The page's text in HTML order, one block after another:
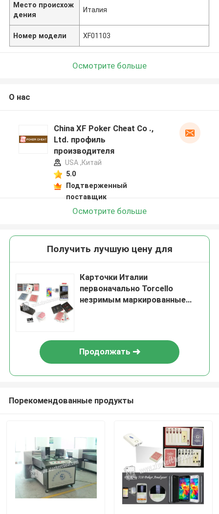
Место происхож
дения
Италия
Номер модели XF01103
Осмотрите больше
О нас
China XF Poker Cheat Co .,
Ltd. профиль
производителя
USA ,Китай
5.0
Подтверженный
поставщик
Осмотрите больше
Получить лучшую цену для
Карточки Италии
первоначально Torcello
незримым маркированные
Продолжать
Порекомендованные продукты